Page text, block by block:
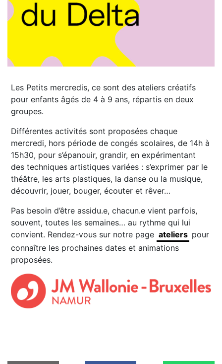
Les Petits mercredis, ce sont des ateliers créatifs
pour enfants âgés de 4 à 9 ans, répartis en deux
groupes.
Différentes activités sont proposées chaque
mercredi, hors période de congés scolaires, de 14h à
15h30, pour s’épanouir, grandir, en expérimentant
des techniques artistiques variées : s’exprimer par le
théâtre, les arts plastiques, la danse ou la musique,
découvrir, jouer, bouger, écouter et rêver…
Pas besoin d’être assidu.e, chacun.e vient parfois,
souvent, toutes les semaines… au rythme qui lui
convient. Rendez-vous sur notre page ateliers pour
connaître les prochaines dates et animations
proposées.